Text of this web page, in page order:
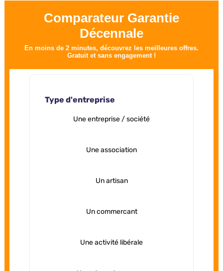
Comparateur Garantie
Décennale
En moins de 2 minutes, découvrez les meilleures offres.
Gratuit et sans engagement !